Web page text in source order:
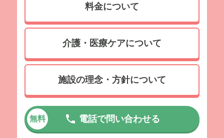
料金について
介護・医療ケアについて
施設の理念・方針について
無料 電話で問い合わせる